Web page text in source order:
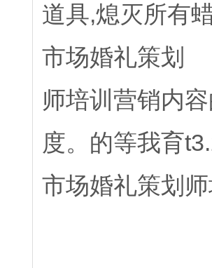
道具,熄灭所有
市场婚礼策划
师培训营销内
度。的等我育
市场婚礼策划